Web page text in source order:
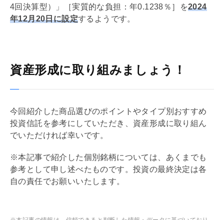
4回決算型）」［実質的な負担：年0.1238％］を2024
年12月20日に設定するようです。
資産形成に取り組みましょう！
今回紹介した商品選びのポイントやタイプ別おすすめ
投資信託を参考にしていただき、資産形成に取り組ん
でいただければ幸いです。
※本記事で紹介した個別銘柄については、あくまでも
参考として申し述べたものです。投資の最終決定は各
自の責任でお願いいたします。